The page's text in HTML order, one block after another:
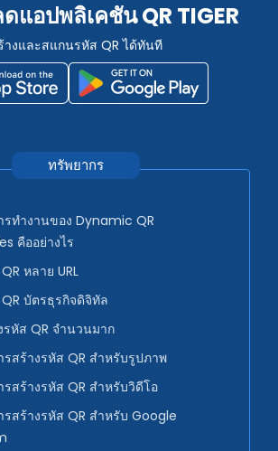
แอปพลิเคชัน QR TIGER
างและสแกนรหัส QR ได้ทันที
ทรัพยากร
รทำงานของ Dynamic QR
คืออย่างไร
หลาย URL
บัตรธุรกิจดิจิทัล
รหัส QR จำนวนมาก
รสร้างรหัส QR สำหรับรูปภาพ
รสร้างรหัส QR สำหรับวิดีโอ
รสร้างรหัส QR สำหรับ Google